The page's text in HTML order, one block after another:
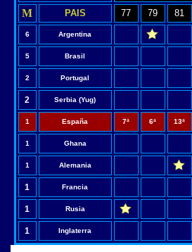
M PAIS 77 79 81
6 Argentina
5 Brasil
2 Portugal
2 Serbia (Yug)
1 España 7ª 6ª 13ª
1 Ghana
1 Alemania
1 Francia
1 Rusia
1 Inglaterra